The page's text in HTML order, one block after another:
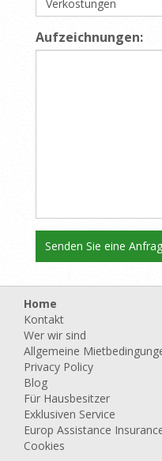
Aufzeichnungen:
Home
Kontakt
Wer wir sind
Allgemeine
Privacy Policy
Blog
Für Hausbesitzer
Exklusiven Service
Europ Assistance
Cookies